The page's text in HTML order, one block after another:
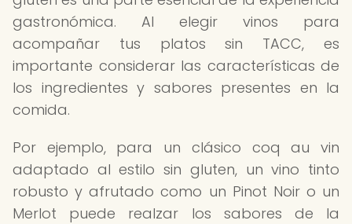
gastronómica. Al elegir vinos para
acompañar tus platos sin TACC, es
importante considerar las características de
los ingredientes y sabores presentes en la
comida.
Por ejemplo, para un clásico coq au vin
adaptado al estilo sin gluten, un vino tinto
robusto y afrutado como un Pinot Noir o un
Merlot puede realzar los sabores de la